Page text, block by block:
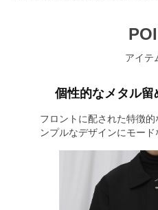
アイテ
個性的なメタル留
フロントに配された特徴
ンプルなデザインにモー